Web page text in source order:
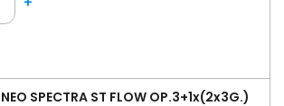
NEO SPECTRA ST FLOW OP.3+1x(2x3G.)